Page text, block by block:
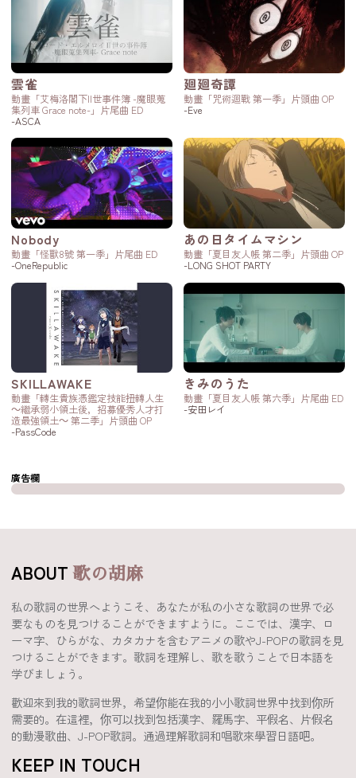
雲雀
動畫「艾梅洛閣下II世事件簿 -魔眼蒐
集列車 Grace note-」片尾曲 ED
-ASCA
廻廻奇譚
動畫「咒術迴戰 第一季」片頭曲 OP
-Eve
Nobody
動畫「怪獸8號 第一季」片尾曲 ED
-OneRepublic
あの日タイムマシン
動畫「夏目友人帳 第二季」片頭曲 OP
-LONG SHOT PARTY
SKILLAWAKE
動畫「轉生貴族憑鑑定技能扭轉人生
～繼承弱小領土後，招募優秀人才打
造最強領土～ 第二季」片頭曲 OP
-PassCode
きみのうた
動畫「夏目友人帳 第六季」片尾曲 ED
-安田レイ
廣告欄
ABOUT歌の胡麻
私の歌詞の世界へようこそ、あなたが私の小さな歌詞の世界で必
要なものを見つけることができますように。ここでは、漢字、ロ
ーマ字、ひらがな、カタカナを含むアニメの歌やJ-POPの歌詞を見
つけることができます。歌詞を理解し、歌を歌うことで日本語を
学びましょう。
歡迎來到我的歌詞世界，希望你能在我的小小歌詞世界中找到你所
需要的。在這裡，你可以找到包括漢字、羅馬字、平假名、片假名
的動漫歌曲、J-POP歌詞。通過理解歌詞和唱歌來學習日語吧。
KEEP IN TOUCH